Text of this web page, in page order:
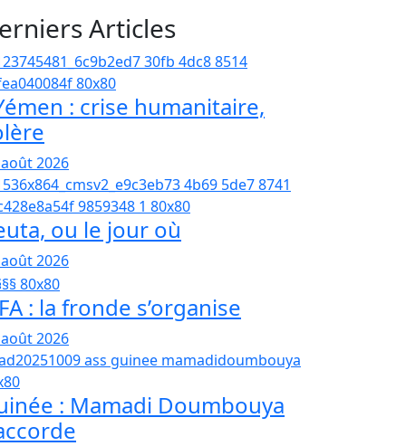
Articles
: crise humanitaire,
2026
ou le jour où
2026
: la fronde s’organise
2026
: Mamadi Doumbouya